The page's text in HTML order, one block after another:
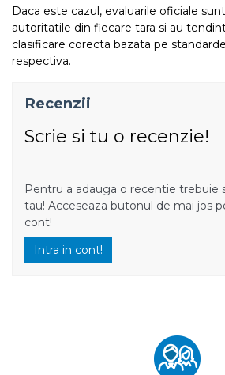
Daca este cazul, evaluarile oficiale
autoritatile din fiecare tara si au
clasificare corecta bazata pe
respectiva.
Recenzii
Scrie si tu o recenzie!
Pentru a adauga o recentie trebuie
tau! Acceseaza butonul de mai jos
cont!
Intra in cont!